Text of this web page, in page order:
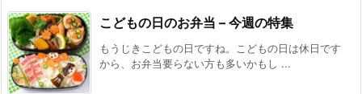
こどもの日のお弁当 – 今週の特集
もうじきこどもの日ですね。こどもの日は休日です
から、お弁当要らない方も多いかもし ...